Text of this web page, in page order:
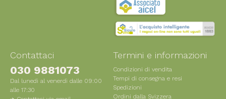
Contattaci
030 9881073
Dal lunedì al venerdì dalle 09:00
alle 17:30
Termini e informazioni
Condizioni di vendita
Tempi di consegna e resi
Spedizioni
Ordini dalla Svizzera